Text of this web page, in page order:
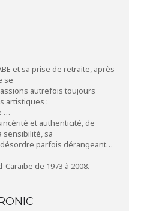
et sa prise de retraite, après
se
autrefois toujours
artistiques :
…
et authenticité, de
sensibilité, sa
parfois dérangeant…
de 1973 à 2008.